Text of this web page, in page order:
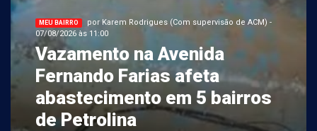
MEU BAIRRO
por Karem Rodrigues (Com supervisão de ACM) -
07/08/2026 às 11:00
Vazamento na Avenida
Fernando Farias afeta
abastecimento em 5 bairros
de Petrolina